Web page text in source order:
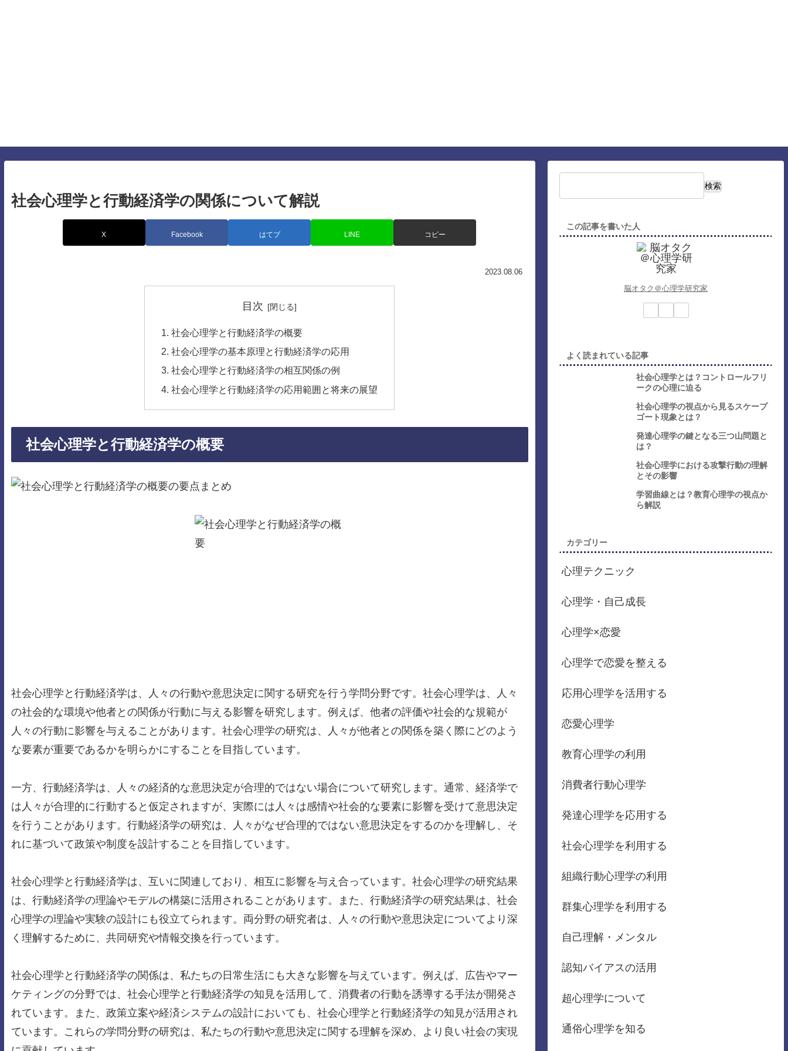
社会心理学と行動経済学の関係について解説
X Facebook はてブ LINE コピー
2023.08.06
目次
社会心理学と行動経済学の概要
社会心理学の基本原理と行動経済学の応用
社会心理学と行動経済学の相互関係の例
社会心理学と行動経済学の応用範囲と将来の展望
社会心理学と行動経済学の概要
社会心理学と行動経済学は、人々の行動や意思決定に関する研究を行う学問分野です。社会心理学は、人々
の社会的な環境や他者との関係が行動に与える影響を研究します。例えば、他者の評価や社会的な規範が
人々の行動に影響を与えることがあります。社会心理学の研究は、人々が他者との関係を築く際にどのよう
な要素が重要であるかを明らかにすることを目指しています。
一方、行動経済学は、人々の経済的な意思決定が合理的ではない場合について研究します。通常、経済学で
は人々が合理的に行動すると仮定されますが、実際には人々は感情や社会的な要素に影響を受けて意思決定
を行うことがあります。行動経済学の研究は、人々がなぜ合理的ではない意思決定をするのかを理解し、そ
れに基づいて政策や制度を設計することを目指しています。
社会心理学と行動経済学は、互いに関連しており、相互に影響を与え合っています。社会心理学の研究結果
は、行動経済学の理論やモデルの構築に活用されることがあります。また、行動経済学の研究結果は、社会
心理学の理論や実験の設計にも役立てられます。両分野の研究者は、人々の行動や意思決定についてより深
く理解するために、共同研究や情報交換を行っています。
社会心理学と行動経済学の関係は、私たちの日常生活にも大きな影響を与えています。例えば、広告やマー
ケティングの分野では、社会心理学と行動経済学の知見を活用して、消費者の行動を誘導する手法が開発さ
れています。また、政策立案や経済システムの設計においても、社会心理学と行動経済学の知見が活用され
ています。これらの学問分野の研究は、私たちの行動や意思決定に関する理解を深め、より良い社会の実現
検索
この記事を書いた人
脳オタク＠心理学研究家
よく読まれている記事
社会心理学とは？コントロールフリ
ークの心理に迫る
社会心理学の視点から見るスケープ
ゴート現象とは？
発達心理学の鍵となる三つ山問題と
は？
社会心理学における攻撃行動の理解
とその影響
学習曲線とは？教育心理学の視点か
ら解説
カテゴリー
心理テクニック
心理学・自己成長
心理学×恋愛
心理学で恋愛を整える
応用心理学を活用する
恋愛心理学
教育心理学の利用
消費者行動心理学
発達心理学を応用する
社会心理学を利用する
組織行動心理学の利用
群集心理学を利用する
自己理解・メンタル
認知バイアスの活用
超心理学について
通俗心理学を知る